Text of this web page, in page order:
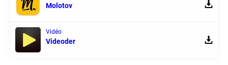
Molotov
Vidéo
Videoder